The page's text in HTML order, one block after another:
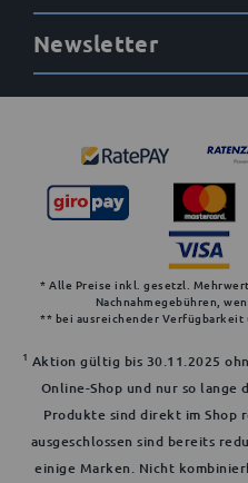
Newsletter
* Alle Preise inkl. gesetzl.
Nachnahmegebühren,
** bei ausreichender Verfügbarkeit
1 Aktion gültig bis 30.11.2025
Online-Shop und nur so
Produkte sind direkt im Shop
ausgeschlossen sind bereits
einige Marken. Nicht